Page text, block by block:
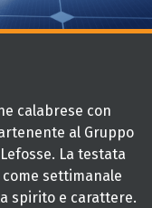
calabrese con
al Gruppo
La testata
settimanale
spirito e carattere.